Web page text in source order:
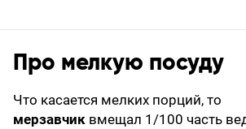
Про мелкую посуду
Что касается мелких порций, то
мерзавчик вмещал 1/100 часть